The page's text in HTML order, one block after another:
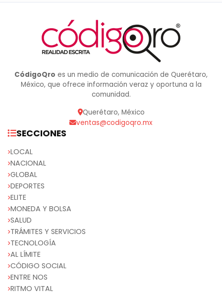
CódigoQro es un medio de comunicación de Querétaro,
México, que ofrece información veraz y oportuna a la
comunidad.
Querétaro, México
ventas@codigoqro.mx
SECCIONES
LOCAL
NACIONAL
GLOBAL
DEPORTES
ELITE
MONEDA Y BOLSA
SALUD
TRÁMITES Y SERVICIOS
TECNOLOGÍA
AL LÍMITE
CÓDIGO SOCIAL
ENTRE NOS
RITMO VITAL